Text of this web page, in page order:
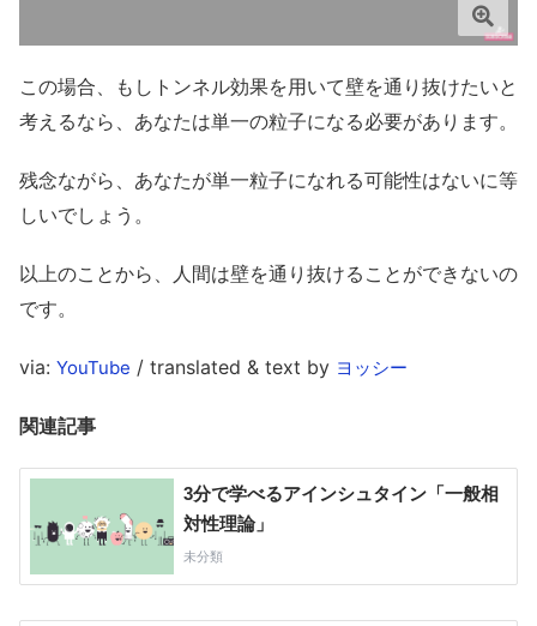
この場合、もしトンネル効果を用いて壁を通り抜けたいと
考えるなら、あなたは単一の粒子になる必要があります。
残念ながら、あなたが単一粒子になれる可能性はないに等
しいでしょう。
以上のことから、人間は壁を通り抜けることができないの
です。
via: YouTube / translated & text by ヨッシー
関連記事